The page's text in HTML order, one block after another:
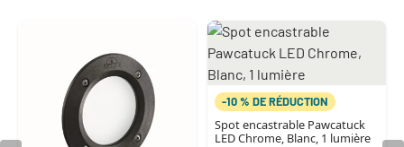
-10 % DE RÉDUCTION
Spot encastrable Pawcatuck
LED Chrome, Blanc, 1 lumière